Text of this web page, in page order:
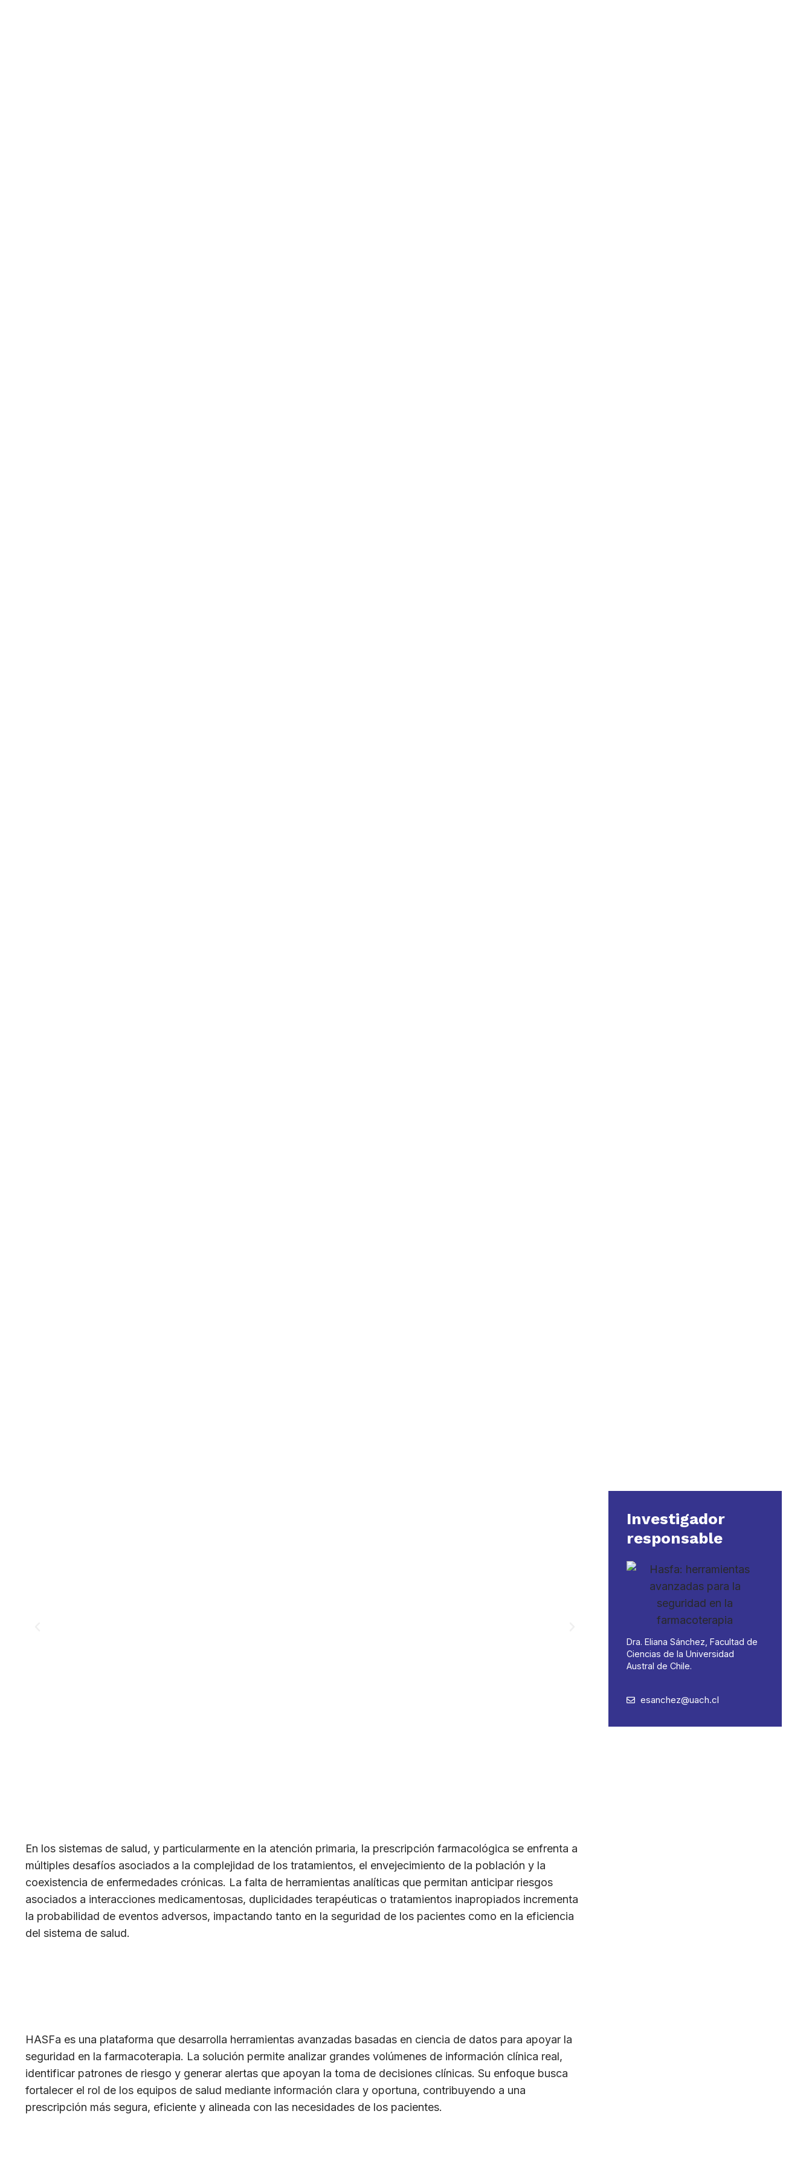
En los sistemas de salud, y particularmente en la atención primaria, la prescripción farmacológica se enfrenta a
múltiples desafíos asociados a la complejidad de los tratamientos, el envejecimiento de la población y la
coexistencia de enfermedades crónicas. La falta de herramientas analíticas que permitan anticipar riesgos
asociados a interacciones medicamentosas, duplicidades terapéuticas o tratamientos inapropiados incrementa
la probabilidad de eventos adversos, impactando tanto en la seguridad de los pacientes como en la eficiencia
del sistema de salud.
HASFa es una plataforma que desarrolla herramientas avanzadas basadas en ciencia de datos para apoyar la
seguridad en la farmacoterapia. La solución permite analizar grandes volúmenes de información clínica real,
identificar patrones de riesgo y generar alertas que apoyan la toma de decisiones clínicas. Su enfoque busca
fortalecer el rol de los equipos de salud mediante información clara y oportuna, contribuyendo a una
prescripción más segura, eficiente y alineada con las necesidades de los pacientes.
Investigador
responsable
Dra. Eliana Sánchez, Facultad de
Ciencias de la Universidad
Austral de Chile.
esanchez@uach.cl